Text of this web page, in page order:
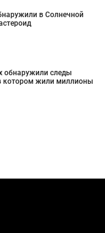
в Солнечной
обнаружили следы
котором жили миллионы